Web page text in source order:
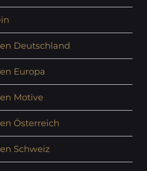
Deutschland
Europa
Motive
Österreich
Schweiz